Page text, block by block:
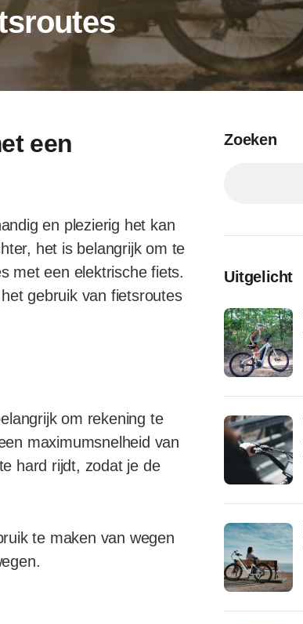
een
en plezierig het kan
het is belangrijk om te
met een elektrische fiets.
gebruik van fietsroutes
om rekening te
maximumsnelheid van
hard rijdt, zodat je de
te maken van wegen
Zoeken
Uitgelicht